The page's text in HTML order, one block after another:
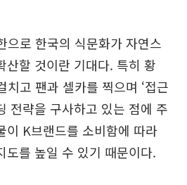
으로 한국의 식문화가 자연스
산할 것이란 기대다. 특히 황
치고 팬과 셀카를 찍으며 ‘접근
전략을 구사하고 있는 점에 주
이 K브랜드를 소비함에 따라
도를 높일 수 있기 때문이다.